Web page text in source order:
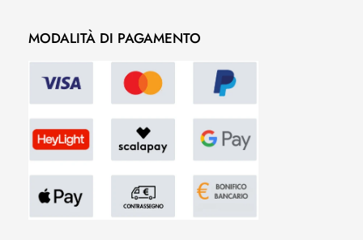
MODALITÀ DI PAGAMENTO